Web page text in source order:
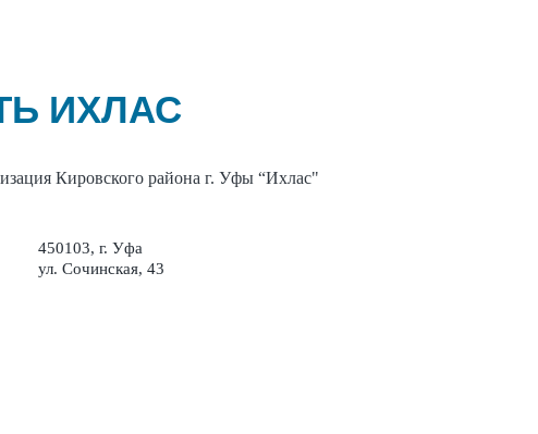
ИХЛАС
Кировского района г. Уфы “Ихлас"
450103, г. Уфа
ул. Сочинская, 43